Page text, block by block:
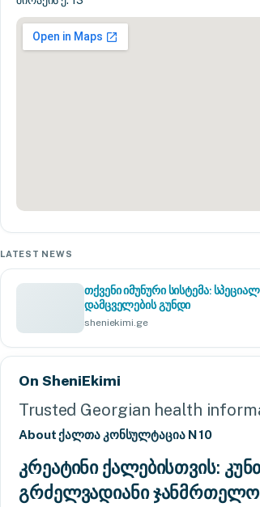
LATEST NEWS
თქვენი იმუნური სისტემა:
დამცველების გუნდი
sheniekimi.ge
On SheniEkimi
Trusted Georgian health
About ქალთა კონსულტაცია N 10
კრეატინი ქალებისთვის:
გრძელვადიანი